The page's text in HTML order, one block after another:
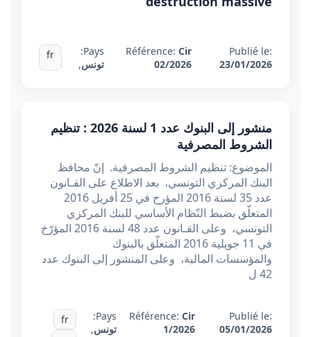
Publié le:
23/01/2026
Référence: Cir
02/2026
Pays:
تونس,
fr
منشور إلى البنوك عدد 1 لسنة 2026 : تنظيم
الشروط المصرفية
الموضوع: تنظيم الشروط المصرفية. إنّ محافظ
البنك المركزي التونسي، بعد الاطلاع على القـانون
عدد 35 لسنة 2016 المؤرخ في 25 أفريل 2016
المتعلّق بضبط النّظام الأساسي للبنك المركزي
التونسي، وعلى القـانون عدد 48 لسنة 2016 المؤرّخ
في 11 جويلية 2016 المتعلّق بالبنوك
والمؤسسات المالية، وعلى المنشور إلى البنوك عدد
42 ل
Publié le:
05/01/2026
Référence:Cir
1/2026
Pays:
تونس,
fr